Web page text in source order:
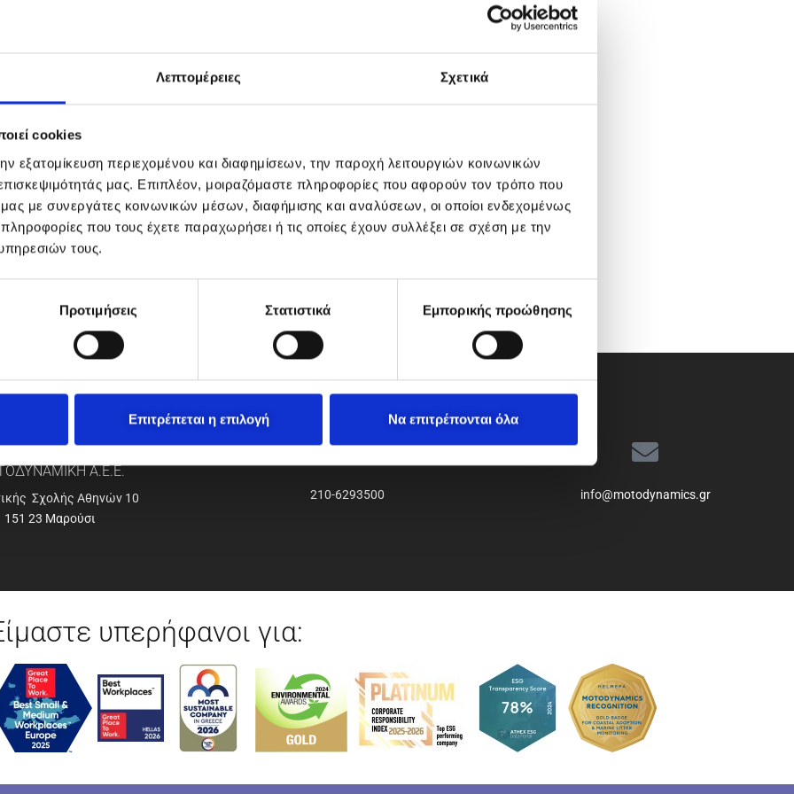
Λεπτομέρειες Σχετικά
cookies
εξατομίκευση περιεχομένου και διαφημίσεων, την παροχή λειτουργιών κοινωνικών
μας. Επιπλέον, μοιραζόμαστε πληροφορίες που αφορούν τον τρόπο που
μας με συνεργάτες κοινωνικών μέσων, διαφήμισης και αναλύσεων, οι οποίοι ενδεχομένως
που τους έχετε παραχωρήσει ή τις οποίες έχουν συλλέξει σε σχέση με την
τους.
Προτιμήσεις Στατιστικά Εμπορικής προώθησης
Επιτρέπεται η επιλογή Να επιτρέπονται όλα
Α.Ε.Ε.
Σχολής Αθηνών 10
151 23 Μαρούσι
210-6293500 info@motodynamics.gr
υπερήφανοι για: